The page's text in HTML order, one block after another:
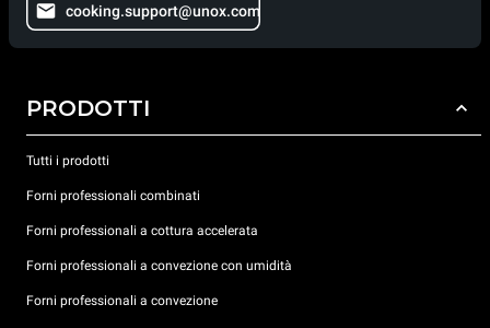
cooking.support@unox.com
PRODOTTI
Tutti i prodotti
Forni professionali combinati
Forni professionali a cottura accelerata
Forni professionali a convezione con umidità
Forni professionali a convezione